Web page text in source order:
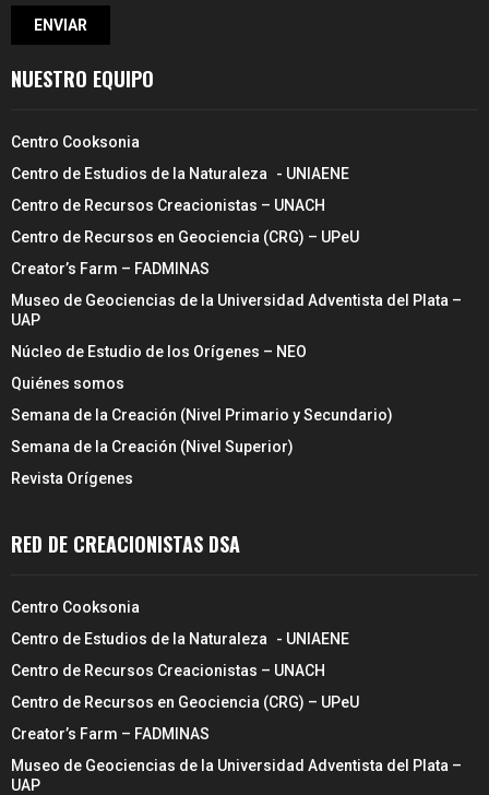
NUESTRO EQUIPO
Centro Cooksonia
Centro de Estudios de la Naturaleza - UNIAENE
Centro de Recursos Creacionistas – UNACH
Centro de Recursos en Geociencia (CRG) – UPeU
Creator’s Farm – FADMINAS
Museo de Geociencias de la Universidad Adventista del Plata –
UAP
Núcleo de Estudio de los Orígenes – NEO
Quiénes somos
Semana de la Creación (Nivel Primario y Secundario)
Semana de la Creación (Nivel Superior)
Revista Orígenes
RED DE CREACIONISTAS DSA
Centro Cooksonia
Centro de Estudios de la Naturaleza - UNIAENE
Centro de Recursos Creacionistas – UNACH
Centro de Recursos en Geociencia (CRG) – UPeU
Creator’s Farm – FADMINAS
Museo de Geociencias de la Universidad Adventista del Plata –
UAP